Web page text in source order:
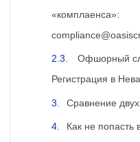
«комплаенса»:
Офшорный
Регистрация в
Сравнение
Как не попасть